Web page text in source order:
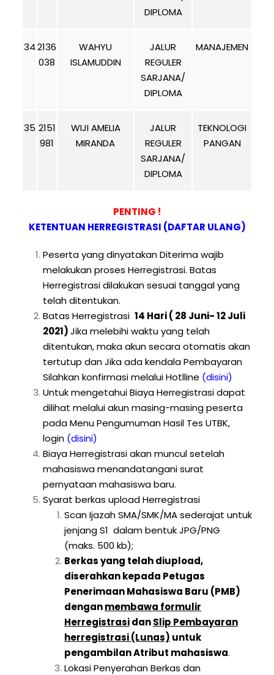
DIPLOMA
342136
038
WAHYU
ISLAMUDDIN
JALUR
REGULER
SARJANA/
DIPLOMA
MANAJEMEN
35 2151
981
WIJI AMELIA
MIRANDA
JALUR
REGULER
SARJANA/
DIPLOMA
TEKNOLOGI
PANGAN
PENTING !
KETENTUAN HERREGISTRASI (DAFTAR ULANG)
Peserta yang dinyatakan Diterima wajib
melakukan proses Herregistrasi. Batas
Herregistrasi dilakukan sesuai tanggal yang
telah ditentukan.
Batas Herregistrasi 14 Hari ( 28 Juni- 12 Juli
2021)Jika melebihi waktu yang telah
ditentukan, maka akun secara otomatis akan
tertutup dan Jika ada kendala Pembayaran
Silahkan konfirmasi melalui Hotlline (disini)
Untuk mengetahui Biaya Herregistrasi dapat
dilihat melalui akun masing-masing peserta
pada Menu Pengumuman Hasil Tes UTBK,
login (disini)
Biaya Herregistrasi akan muncul setelah
mahasiswa menandatangani surat
pernyataan mahasiswa baru.
Syarat berkas upload Herregistrasi
Scan Ijazah SMA/SMK/MA sederajat untuk
jenjang S1 dalam bentuk JPG/PNG
(maks. 500 kb);
Berkas yang telah diupload,
diserahkan kepada Petugas
Penerimaan Mahasiswa Baru (PMB)
denganmembawa formulir
HerregistrasidanSlip Pembayaran
herregistrasi (Lunas) untuk
pengambilan Atribut mahasiswa.
Lokasi Penyerahan Berkas dan